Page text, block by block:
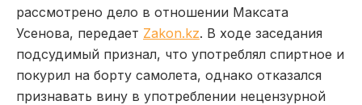
рассмотрено дело в отношении Максата
Усенова, передает Zakon.kz. В ходе заседания
подсудимый признал, что употреблял спиртное и
покурил на борту самолета, однако отказался
признавать вину в употреблении нецензурной